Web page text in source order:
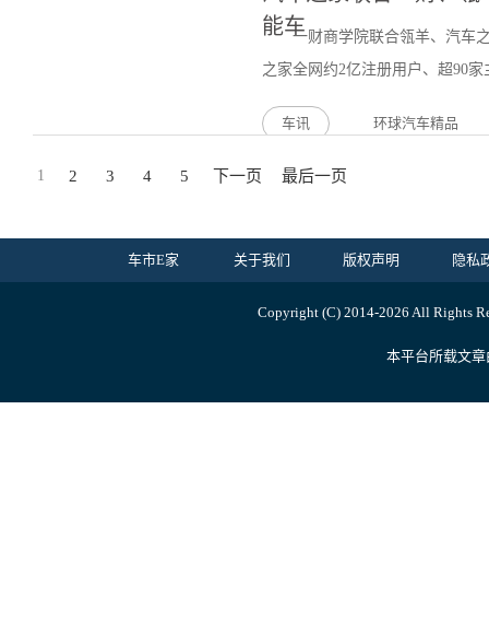
能车一财商学院联合瓴羊、汽车
之家全网约2亿注册用户、超90
车讯 环球汽车精品
1 2 3 4 5 下一页 最后一页
车市E家 关于我们 版权声明 隐私
Copyright (C) 2014-2026 All Rights
本平台所载文章